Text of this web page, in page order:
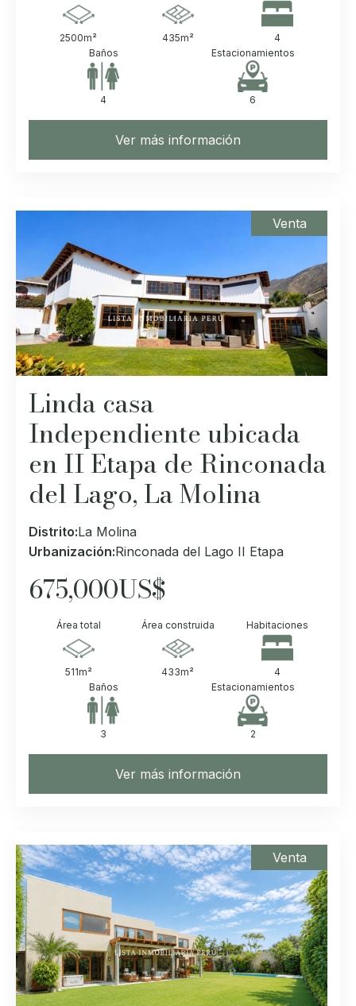
2500m² 435m²
4
Baños
4
Estacionamientos
6
Ver más información
Venta
Linda casa
Independiente ubicada
en II Etapa de Rinconada
del Lago, La Molina
Distrito:La Molina
Urbanización:Rinconada del Lago II Etapa
675,000US$
Área total
511m²
Área construida
433m²
Habitaciones
4
Baños
3
Estacionamientos
2
Ver más información
Venta